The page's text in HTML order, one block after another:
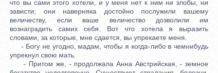
что вы сами этого хотели, и у меня нет к ним ни злобы, ни
зависти; они наверняка достойно послужили вашему
величеству, если ваше величество дозволили им
вознаградить самих себя. Вот что хотела я выразить
словами, за которые, мне сдается, вы упрекаете меня.
- Богу не угодно, мадам, чтобы я когда-либо в чемнибудь
упрекнул свою мать.
- Притом же, - продолжала Анна Австрийская, - земное